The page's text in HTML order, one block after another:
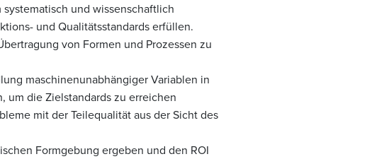
und wissenschaftlich
und Qualitätsstandards erfüllen.
von Formen und Prozessen zu
maschinenunabhängiger Variablen in
um die Zielstandards zu erreichen
mit der Teilequalität aus der Sicht des
Formgebung ergeben und den ROI